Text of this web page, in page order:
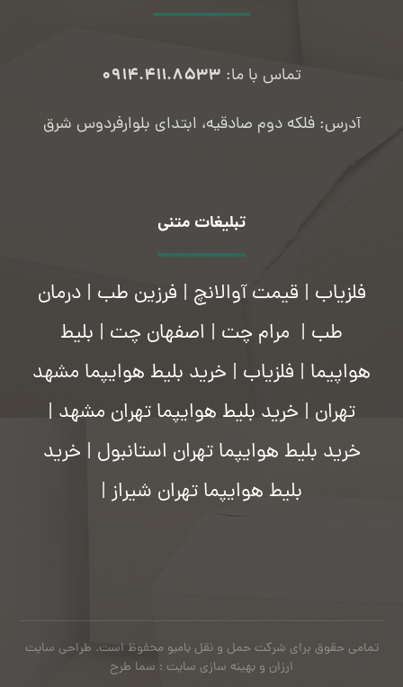
تماس با ما: ۰۹۱۴.۴۱۱.۸۵۳۳
آدرس: فلکه دوم صادقیه، ابتدای بلوارفردوس شرق
تبلیغات متنی
فلزیاب | قیمت آوالانچ | فرزین طب |درمان
طب | مرام چت | اصفهان چت | بلیط
هواپیما | فلزیاب | خرید بلیط هوایپما مشهد
تهران | خرید بلیط هوایپما تهران مشهد |
خرید بلیط هوایپما تهران استانبول | خرید
بلیط هوایپما تهران شیراز |
تمامی حقوق برای شرکت حمل و نقل بامبو محفوظ است. طراحی سایت
ارزان و بهینه سازی سایت : سما طرح